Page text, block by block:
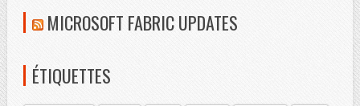
MICROSOFT FABRIC UPDATES
ÉTIQUETTES